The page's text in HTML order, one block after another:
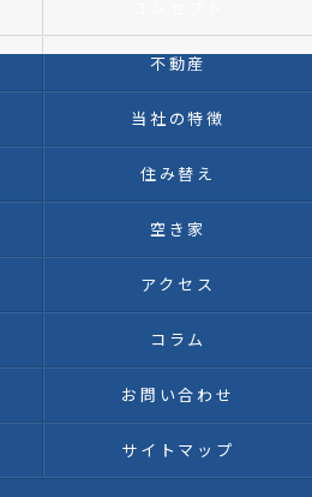
不動産
当社の特徴
住み替え
空き家
アクセス
コラム
お問い合わせ
サイトマップ